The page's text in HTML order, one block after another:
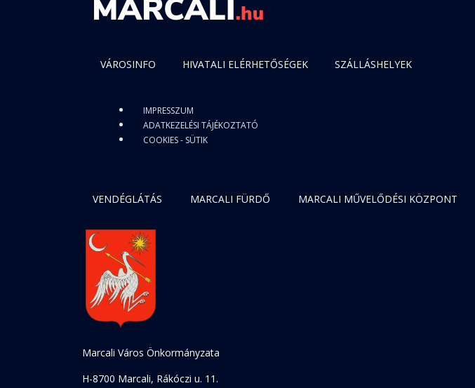
VÁROSINFO HIVATALI ELÉRHETŐSÉGEK SZÁLLÁSHELYEK
IMPRESSZUM
ADATKEZELÉSI TÁJÉKOZTATÓ
COOKIES - SÜTIK
VENDÉGLÁTÁS MARCALI FÜRDŐ MARCALI MŰVELŐDÉSI KÖZPONT
Marcali Város Önkormányzata
H-8700 Marcali, Rákóczi u. 11.